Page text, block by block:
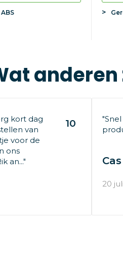
anderen
kort dag
van
voor de
ons
an..."
10
Cas
20